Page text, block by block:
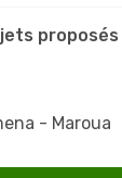
proposés
- Maroua